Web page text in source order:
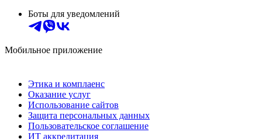
Боты для уведомлений
Мобильное приложение
Этика и комплаенс
Оказание услуг
Использование сайтов
Защита персональных данных
Пользовательское соглашение
ИТ аккредитация